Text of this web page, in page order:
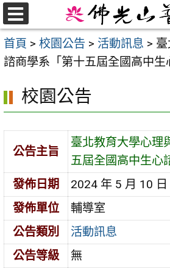
跳
至
主
要
首頁 > 校園公告 > 活動訊息 >
諮商學系「第十五屆全國高中生
校園公告
公告主旨
臺北教育大學心理
五屆全國高中生心
發佈日期
2024 年 5 月 10 日
發佈單位
輔導室
公告類別
活動訊息
公告等級
無
選
單